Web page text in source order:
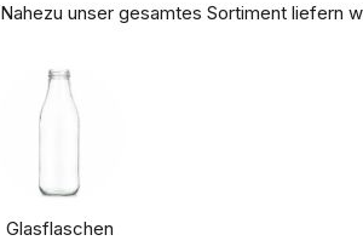
Nahezu unser gesamtes Sortiment liefern
Glasflaschen